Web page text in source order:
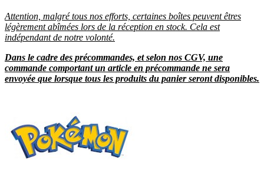
Attention, malgré tous nos efforts, certaines boîtes peuvent êtres
légèrement abîmées lors de la réception en stock. Cela est
indépendant de notre volonté.
Dans le cadre des précommandes, et selon nos CGV, une
commande comportant un article en précommande ne sera
envoyée que lorsque tous les produits du panier seront disponibles.